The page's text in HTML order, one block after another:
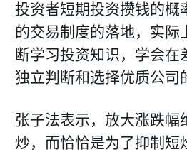
投资者短期投资攒钱的概
的交易制度的落地，实际
断学习投资知识，学会在
独立判断和选择优质公司
张子法表示，放大涨跌幅
炒，而恰恰是为了抑制短